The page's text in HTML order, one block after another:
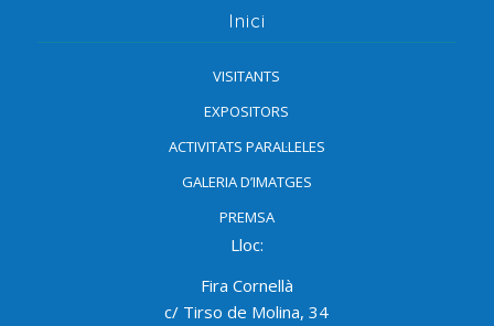
Inici
VISITANTS
EXPOSITORS
ACTIVITATS PARAL·LELES
GALERIA D’IMATGES
PREMSA
Lloc:
Fira Cornellà
c/ Tirso de Molina, 34